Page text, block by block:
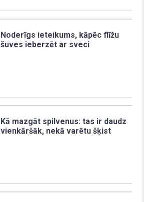
Noderīgs ieteikums, kāpēc flīžu
šuves ieberzēt ar sveci
Kā mazgāt spilvenus: tas ir daudz
vienkāršāk, nekā varētu šķist